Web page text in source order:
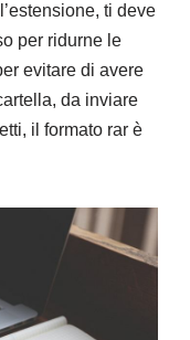
ti deve
per ridurne le
evitare di avere
da inviare
il formato rar è